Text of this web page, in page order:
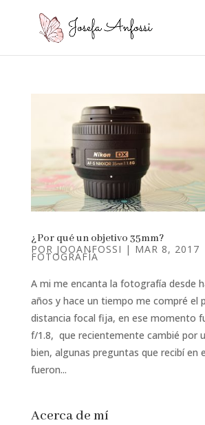
¿Por qué un objetivo 35mm?
POR JOOANFOSSI | MAR 8, 2017
FOTOGRAFÍA
A mi me encanta la fotografía desde
años y hace un tiempo me compré el
distancia focal fija, en ese momento
f/1.8, que recientemente cambié por
bien, algunas preguntas que recibí en
fueron...
Acerca de mí